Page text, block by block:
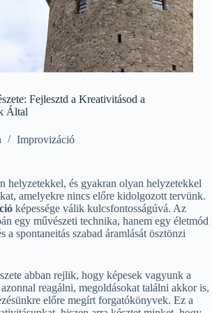
Fejlesztd a Kreativitásod a
Által
Improvizáció
helyzetekkel, és gyakran olyan helyzetekkel
amelyekre nincs előre kidolgozott tervünk.
képessége válik kulcsfontosságúvá. Az
egy művészeti technika, hanem egy életmód
a spontaneitás szabad áramlását ösztönzi
abban rejlik, hogy képesek vagyunk a
reagálni, megoldásokat találni akkor is,
előre megírt forgatókönyvek. Ez a